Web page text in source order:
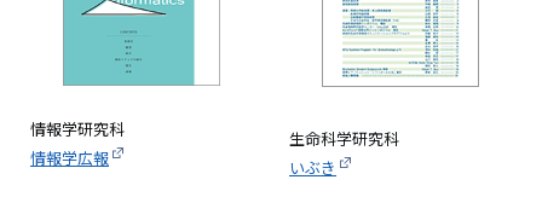
情報学研究科
情報学広報
生命科学研究科
いぶき